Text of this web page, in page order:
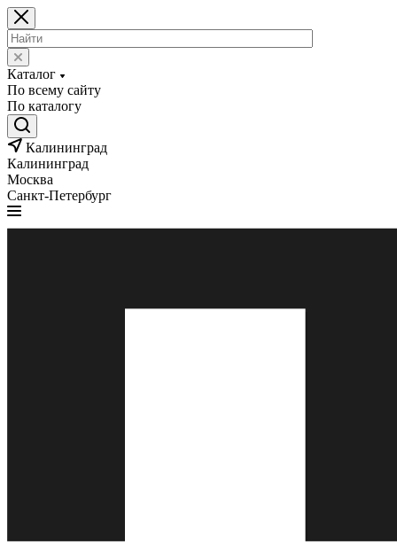
Каталог
По всему сайту
По каталогу
Калининград
Калининград
Москва
Санкт-Петербург